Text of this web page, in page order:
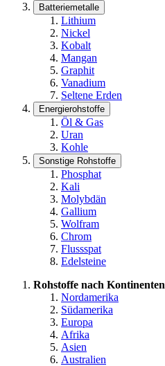
Batteriemetalle
Lithium
Nickel
Kobalt
Mangan
Graphit
Vanadium
Seltene Erden
Energierohstoffe
Öl & Gas
Uran
Kohle
Sonstige Rohstoffe
Phosphat
Kali
Molybdän
Gallium
Wolfram
Chrom
Flussspat
Edelsteine
Rohstoffe nach Kontinenten
Nordamerika
Südamerika
Europa
Afrika
Asien
Australien